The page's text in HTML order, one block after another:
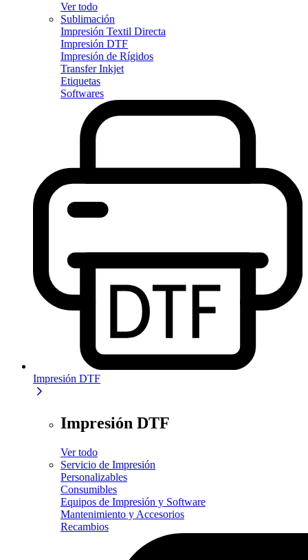
Ver todo
Sublimación
Impresión Textil Directa
Impresión DTF
Impresión de Rígidos
Transfer Inkjet
Etiquetas
Softwares
Impresión DTF
Impresión DTF
Ver todo
Servicio de Impresión
Personalizables
Consumibles
Equipos de Impresión y Software
Mantenimiento y Accesorios
Recambios